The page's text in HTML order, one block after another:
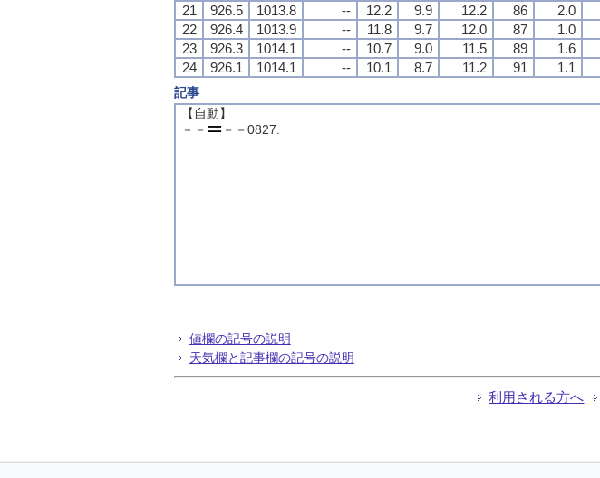
21
926.5 1013.8 -- 12.2 9.9 12.2 86 2.0
22
926.4 1013.9 -- 11.8 9.7 12.0 87 1.0
23
926.3 1014.1 -- 10.7 9.0 11.5 89 1.6
24
926.1 1014.1 -- 10.1 8.7 11.2 91 1.1
記事
【自動】
－－
－－0827.
値欄の記号の説明
天気欄と記事欄の記号の説明
利用される方へ